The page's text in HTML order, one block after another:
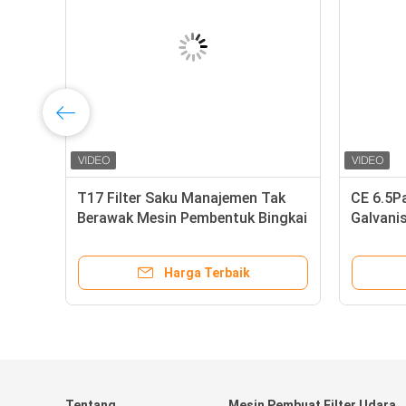
T17 Filter Saku Manajemen Tak
Berawak Mesin Pembentuk Bingkai
Harga Terbaik
CE